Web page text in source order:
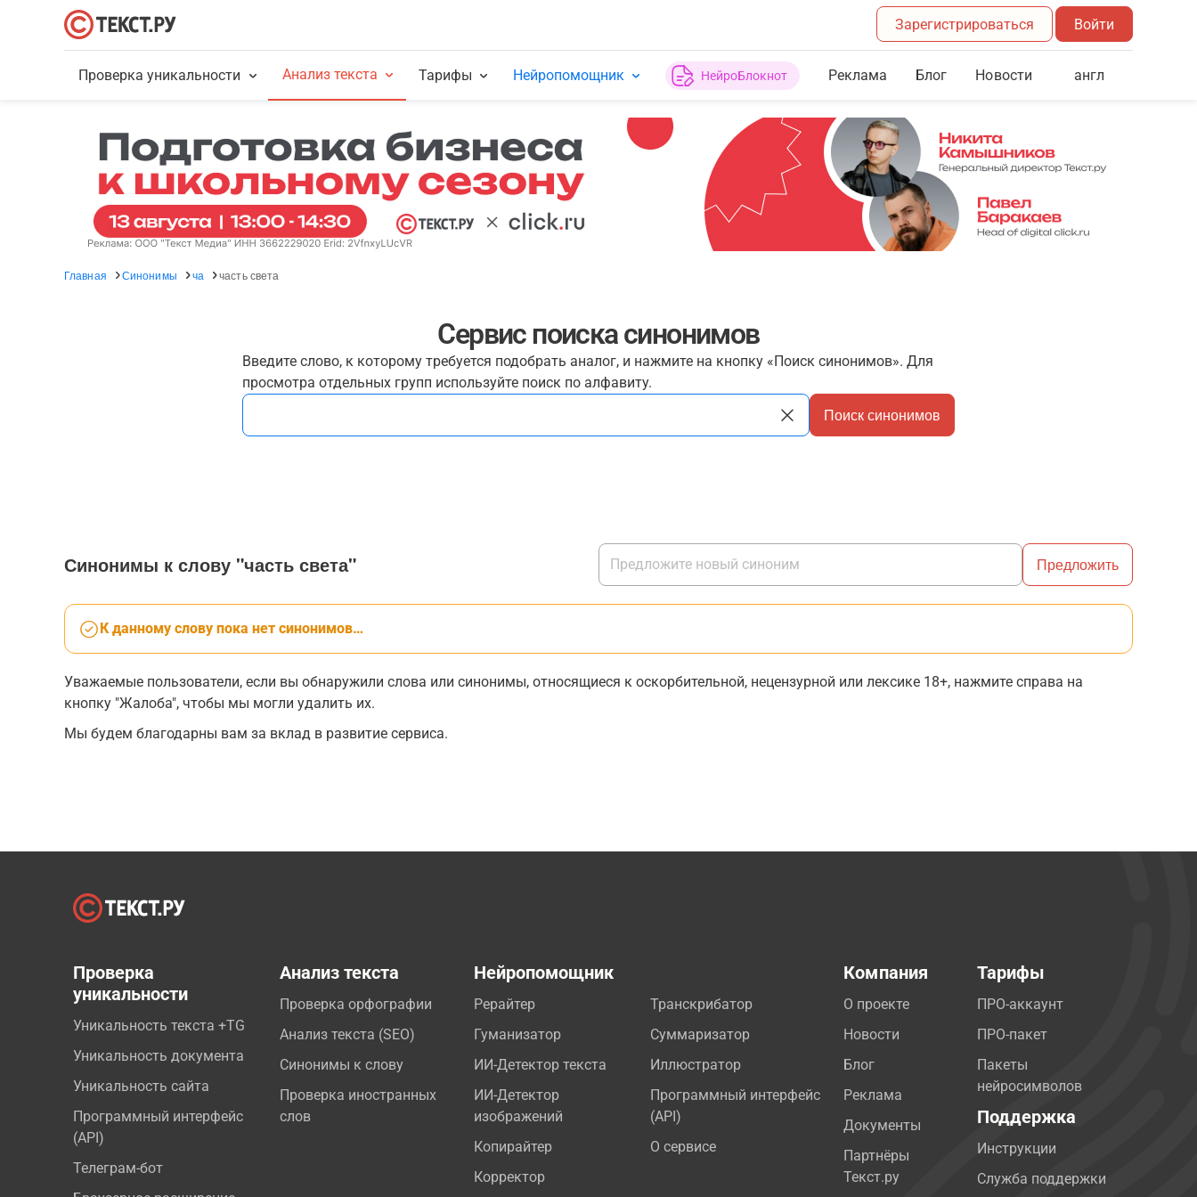
Зарегистрироваться Войти
Проверка уникальности Анализ текста Тарифы Нейропомощник НейроБлокнот Реклама Блог Новости англ
Главная Синонимы ча часть света
Сервис поиска синонимов
Введите слово, к которому требуется подобрать аналог, и нажмите на кнопку «Поиск синонимов». Для
просмотра отдельных групп используйте поиск по алфавиту.
Поиск синонимов
Синонимы к слову "часть света" Предложить
К данному слову пока нет синонимов…
Уважаемые пользователи, если вы обнаружили слова или синонимы, относящиеся к оскорбительной, нецензурной или лексике 18+, нажмите справа на
кнопку "Жалоба", чтобы мы могли удалить их.
Мы будем благодарны вам за вклад в развитие сервиса.
Проверка
уникальности
Уникальность текста +TG
Уникальность документа
Уникальность сайта
Программный интерфейс
(API)
Телеграм-бот
Анализ текста
Проверка орфографии
Анализ текста (SEO)
Синонимы к слову
Проверка иностранных
слов
Нейропомощник
Рерайтер
Гуманизатор
ИИ-Детектор текста
ИИ-Детектор
изображений
Копирайтер
Корректор
Транскрибатор
Суммаризатор
Иллюстратор
Программный интерфейс
(API)
О сервисе
Компания
О проекте
Новости
Блог
Реклама
Документы
Партнёры
Текст.ру
Тарифы
ПРО-аккаунт
ПРО-пакет
Пакеты
нейросимволов
Поддержка
Инструкции
Служба поддержки